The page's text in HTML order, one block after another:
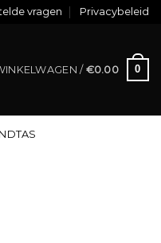
vragen Privacybeleid
/€0.00 0